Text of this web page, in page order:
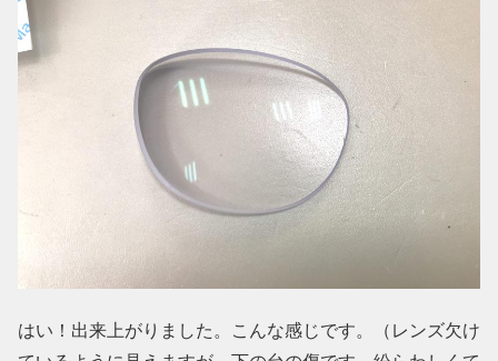
はい！出来上がりました。こんな感じです。（レンズ欠け